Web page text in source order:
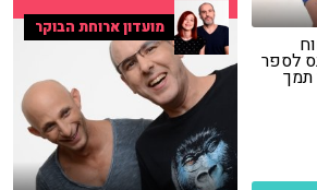
לספר
תמך
מועדון ארוחת הבוקר